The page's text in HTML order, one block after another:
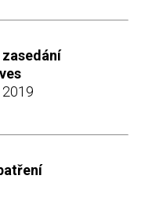
zasedání
2019